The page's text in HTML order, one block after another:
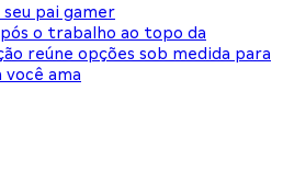
pai gamer
o trabalho ao topo da
reúne opções sob medida para
ama